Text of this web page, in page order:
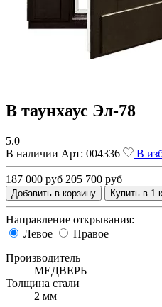
В таунхаус Эл-78
5.0
В наличии Арт: 004336 В
187 000 руб 205 700 руб
Добавить в корзину Купить в 1
Направление открывания:
Левое
Правое
Производитель
МЕДВЕРЬ
Толщина стали
2 мм